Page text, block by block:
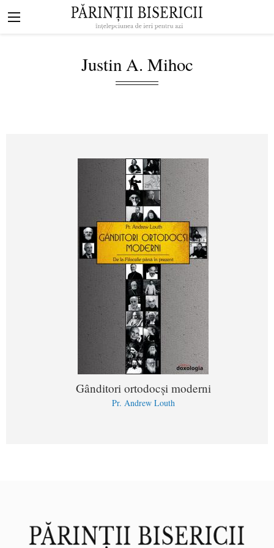
Mergi la conţinutul principal
Navigare
Justin A. Mihoc
Gânditori ortodocși moderni
Pr. Andrew Louth